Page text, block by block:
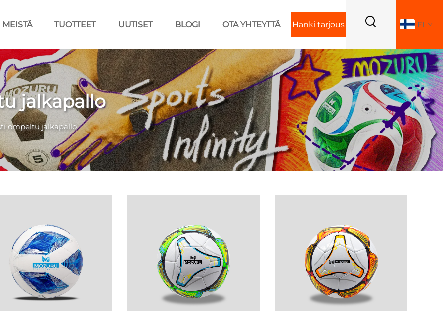
MEISTÄ TUOTTEET UUTISET BLOGI OTA YHTEYTTÄ Hanki tarjous FI
jalkapallo
ompeltu jalkapallo